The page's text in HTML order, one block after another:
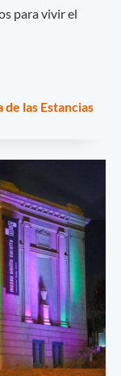
para vivir el
las Estancias